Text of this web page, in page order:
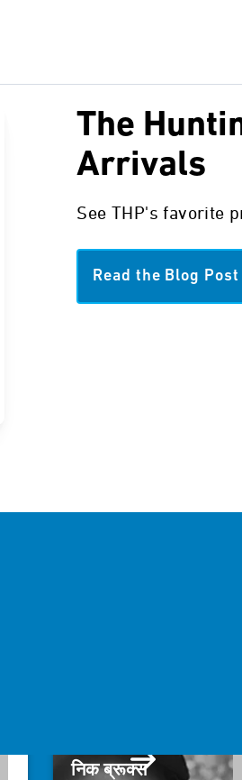
The
Arrivals
See THP's favorite
Read the Blog Post
निक ब्रूक्स